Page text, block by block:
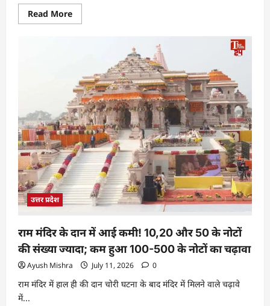
Read More
उत्तर प्रदेश
राम मंदिर के दान में आई कमी! 10,20 और 50 के नोटों
की संख्या ज्यादा; कम हुआ 100-500 के नोटों का चढ़ावा
Ayush Mishra July 11, 2026 0
राम मंदिर में हाल ही की दान चोरी घटना के बाद मंदिर में मिलने वाले चढ़ावे
में...